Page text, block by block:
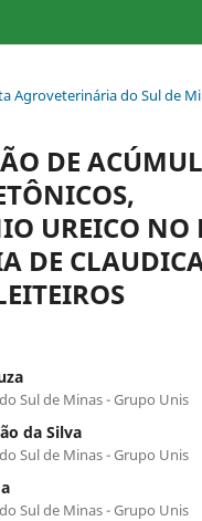
Agroveterinária do Sul de
DE
UREICO NO
DE
Sul de Minas - Grupo Unis
da Silva
Sul de Minas - Grupo Unis
Sul de Minas - Grupo Unis